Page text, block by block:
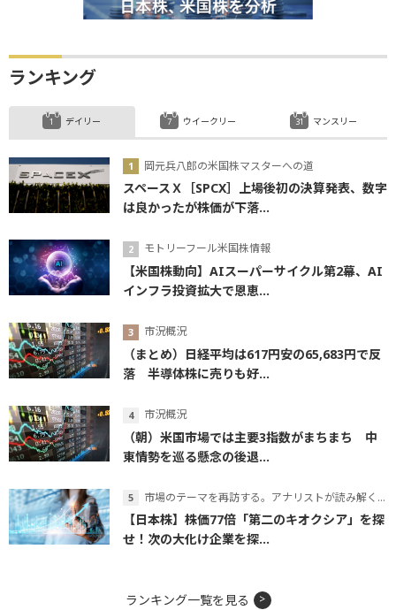
ランキング
デイリー
岡元兵八郎の米国株マスターへの道
スペースＸ［SPCX］上場後初の決算発表、数字
は良かったが株価が下落...
モトリーフール米国株情報
【米国株動向】AIスーパーサイクル第2幕、AI
インフラ投資拡大で恩恵...
市況概況
（まとめ）日経平均は617円安の65,683円で反
落 半導体株に売りも好...
市況概況
（朝）米国市場では主要3指数がまちまち 中
東情勢を巡る懸念の後退...
市場のテーマを再訪する。アナリストが読み解くテーマの本質
【日本株】株価77倍「第二のキオクシア」を探
せ！次の大化け企業を探...
ウイークリー マンスリー
ランキング一覧を見る